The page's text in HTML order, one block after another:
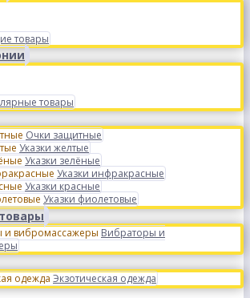
товары
товары
Очки защитные
Указки желтые
Указки зелёные
Указки инфракрасные
Указки красные
Указки фиолетовые
Вибраторы и
Экзотическая одежда